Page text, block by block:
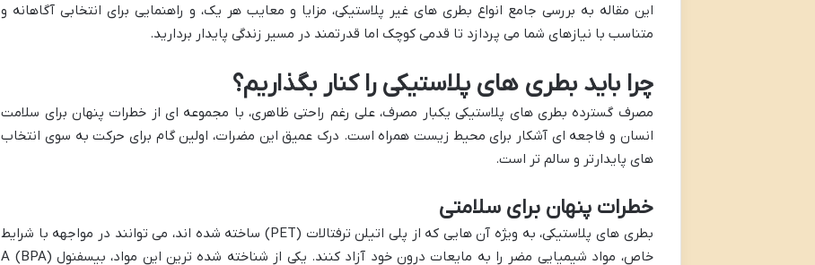
این مقاله به بررسی جامع انواع بطری های غیر پلاستیکی، مزایا و معایب هر یک، و راهنمایی برای انتخابی آگاهانه و
متناسب با نیازهای شما می پردازد تا قدمی کوچک اما قدرتمند در مسیر زندگی پایدار بردارید.
چرا باید بطری های پلاستیکی را کنار بگذاریم؟
مصرف گسترده بطری های پلاستیکی یکبار مصرف، علی رغم راحتی ظاهری، با مجموعه ای از خطرات پنهان برای سلامت
انسان و فاجعه ای آشکار برای محیط زیست همراه است. درک عمیق این مضرات، اولین گام برای حرکت به سوی انتخاب
های پایدارتر و سالم تر است.
خطرات پنهان برای سلامتی
بطری های پلاستیکی، به ویژه آن هایی که از پلی اتیلن ترفتالات (PET) ساخته شده اند، می توانند در مواجهه با شرایط
خاص، مواد شیمیایی مضر را به مایعات درون خود آزاد کنند. یکی از شناخته شده ترین این مواد، بیسفنول A (BPA)